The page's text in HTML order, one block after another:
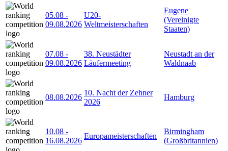
05.08 -
09.08.2026
U20-
Weltmeisterschaften
Eugene
(Vereinigte
Staaten)
07.08 -
09.08.2026
38. Neustädter
Läufermeeting
Neustadt an der
Waldnaab
08.08.2026
10. Nacht der Zehner
2026
Hamburg
10.08 -
16.08.2026
Europameisterschaften
Birmingham
(Großbritannien)